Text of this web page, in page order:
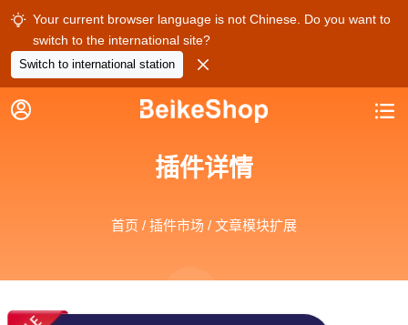
 Your current browser language is not Chinese. Do you want to
switch to the international site?
Switch to international station 
 
插件详情
首页 / 插件市场 / 文章模块扩展